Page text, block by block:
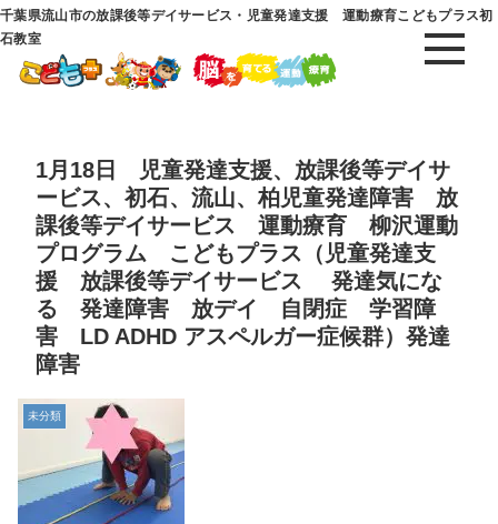
千葉県流山市の放課後等デイサービス・児童発達支援 運動療育こどもプラス初
石教室
1月18日 児童発達支援、放課後等デイサ
ービス、初石、流山、柏児童発達障害 放
課後等デイサービス 運動療育 柳沢運動
プログラム こどもプラス（児童発達支
援 放課後等デイサービス 発達気にな
る 発達障害 放デイ 自閉症 学習障
害 LD ADHD アスペルガー症候群）発達
障害
未分類